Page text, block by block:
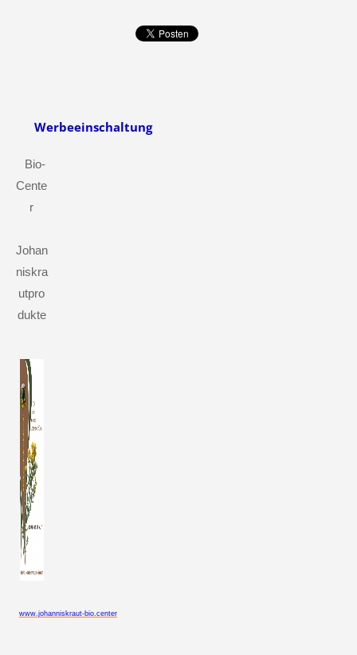
Werbeeinschaltung
Bio-
Cente
r
Johan
niskra
utpro
dukte
www.johanniskraut-bio.center